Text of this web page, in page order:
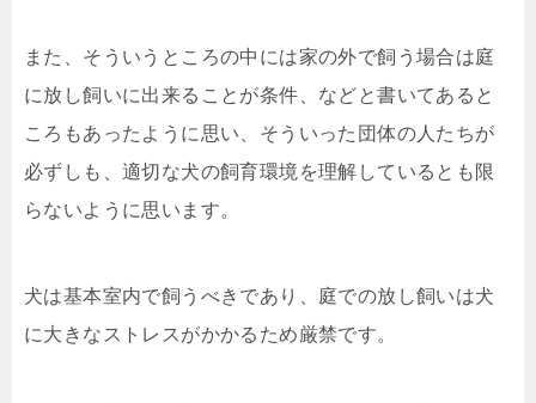
また、そういうところの中には家の外で飼う場合は庭
に放し飼いに出来ることが条件、などと書いてあると
ころもあったように思い、そういった団体の人たちが
必ずしも、適切な犬の飼育環境を理解しているとも限
らないように思います。
犬は基本室内で飼うべきであり、庭での放し飼いは犬
に大きなストレスがかかるため厳禁です。